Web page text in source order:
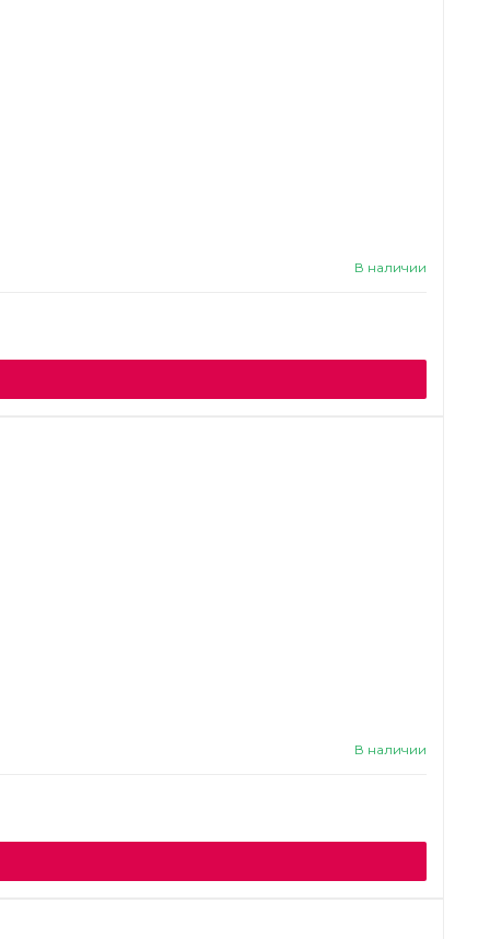
В наличии
В наличии